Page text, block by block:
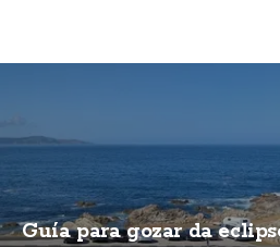
Guía para gozar da